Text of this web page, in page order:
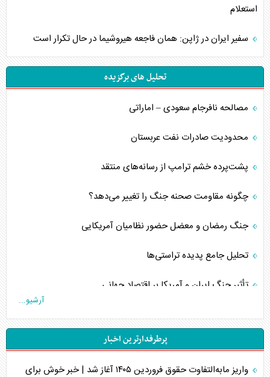
استعلام
سفیر ایران در ژاپن: همان فاجعه هیروشیما در حال تکرار است
تحلیل های برگزیده
مصالحه نافرجام سعودی – اماراتی
محدودیت صادرات نفت عربستان
پشت‌پرده خشم ترامپ از رسانه‌های منتقد
چگونه مقاومت صحنه جنگ را تغییر می‌دهد؟
جنگ رمضان و معضل حضور نظامیان آمریکایی
تحلیل جامع پدیده تراستی‌ها
تأثیر جنگ ایران و آمریکا بر اقتصاد جهانی
اربعین، کابوس مشترک تل‌آویو-واشنگتن
برنامه هفتم توسعه در نقطه کور سیاستگذاری
آرشیو...
پرطرفدارترین اخبار
واریز مابه‌التفاوت حقوق فروردین ۱۴۰۵ آغاز شد | خبر خوش برای